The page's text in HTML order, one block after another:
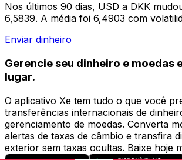
Nos últimos 90 dias, USD a DKK
6,5839. A média foi 6,4903 com
Enviar dinheiro
Gerencie seu dinheiro e moedas
lugar.
O aplicativo Xe tem tudo o que você
transferências internacionais de
gerenciamento de moedas. Converta
alertas de taxas de câmbio e transfira
exterior sem taxas ocultas. Baixe hoje